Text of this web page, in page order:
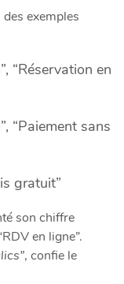
exemples
“Réservation en
“Paiement sans
gratuit”
son chiffre
en ligne”.
, confie le